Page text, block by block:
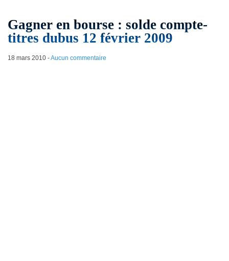
Gagner en bourse : solde compte-
titres dubus 12 février 2009
18 mars 2010-Aucun commentaire